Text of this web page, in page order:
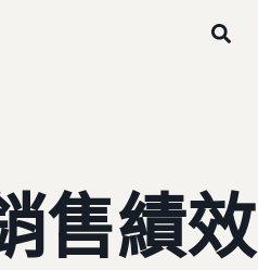
售績效